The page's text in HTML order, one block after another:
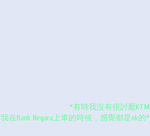
*有時我沒有很討厭KTM
在Bank Negara上車的時候，感覺都是ok的*